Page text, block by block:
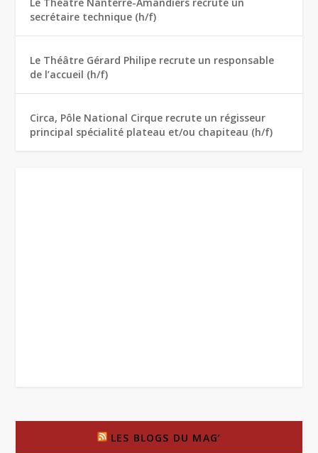
secrétaire technique (h/f)
Le Théâtre Gérard Philipe recrute un responsable
de l’accueil (h/f)
Circa, Pôle National Cirque recrute un régisseur
principal spécialité plateau et/ou chapiteau (h/f)
LES BLOGS DU MAG’